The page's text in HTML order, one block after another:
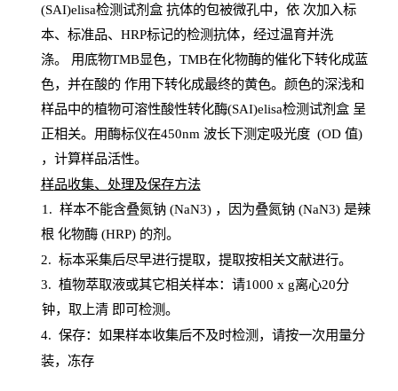
(SAI)elisa检测试剂盒抗体的包被微孔中，依 次加入标
本、标准品、 HRP标记的检测抗体，经过温育并洗
涤。 用底物TMB显色， TMB在化物酶的催化下转化成蓝
色，并在酸的 作用下转化成最终的黄色。颜色的深浅和
样品中的植物可溶性酸性转化酶(SAI)elisa检测试剂盒呈
正相关。用酶标仪在450nm 波长下测定吸光度 (OD 值)
，计算样品活性。
样品收集、处理及保存方法
1 . 样本不能含叠氮钠(NaN3) ，因为叠氮钠 (NaN3) 是辣
根 化物酶(HRP) 的剂。
2. 标本采集后尽早进行提取，提取按相关文献进行。
3. 植物萃取液或其它相关样本：请1000 x g离心20分
钟，取上清 即可检测。
4. 保存：如果样本收集后不及时检测，请按一次用量分
装，冻存